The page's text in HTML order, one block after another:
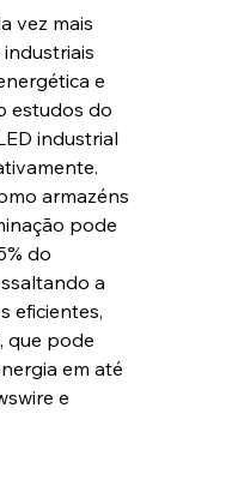
vez mais
e
estudos do
industrial
armazéns
pode
do
a
eficientes,
que pode
em até
e